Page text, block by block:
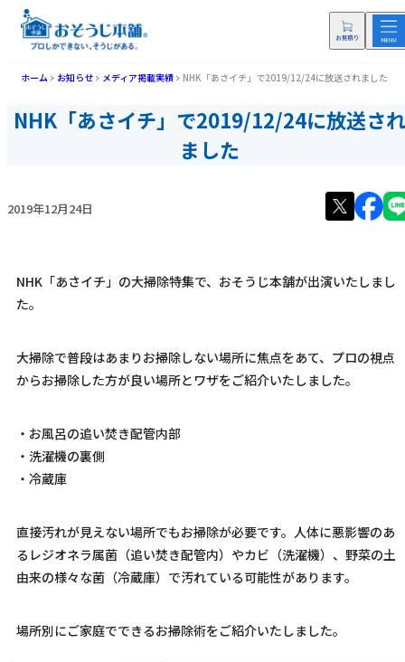
ホーム お知らせ メディア掲載実績 NHK「あさイチ」で2019/12/24に放送されました
NHK「あさイチ」で2019/12/24に放送され
ました
2019年12月24日
NHK「あさイチ」の大掃除特集で、おそうじ本舗が出演いたしまし
た。
大掃除で普段はあまりお掃除しない場所に焦点をあて、プロの視点
からお掃除した方が良い場所とワザをご紹介いたしました。
・お風呂の追い焚き配管内部
・洗濯機の裏側
・冷蔵庫
直接汚れが見えない場所でもお掃除が必要です。人体に悪影響のあ
るレジオネラ属菌（追い焚き配管内）やカビ（洗濯機）、野菜の土
由来の様々な菌（冷蔵庫）で汚れている可能性があります。
場所別にご家庭でできるお掃除術をご紹介いたしました。